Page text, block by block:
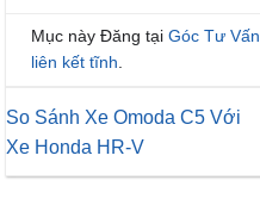
Mục này Đăng tại Góc Tư Vấn
liên kết tĩnh
So Sánh Xe Omoda C5 Với
Xe Honda HR-V